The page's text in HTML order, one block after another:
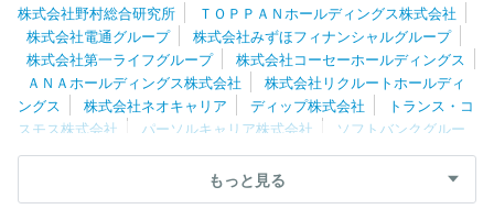
株式会社野村総合研究所
ＴＯＰＰＡＮホールディングス株式会社
株式会社電通グループ
株式会社みずほフィナンシャルグループ
株式会社第一ライフグループ
株式会社コーセーホールディングス
ＡＮＡホールディングス株式会社
株式会社リクルートホールディ
ングス
株式会社ネオキャリア ディップ株式会社
トランス・コ
スモス株式会社
パーソルキャリア株式会社
ソフトバンクグルー
プ株式会社
エン株式会社 株式会社東芝
東京電力ホールディン
レイス株式会社 コナミグループ株式会社
株式会
社クイック
もっと見る